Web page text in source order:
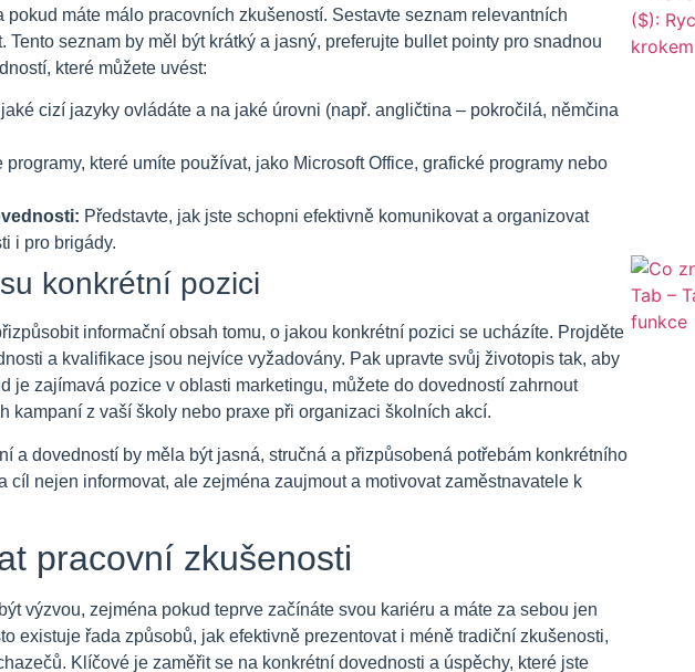
máte málo pracovních zkušeností. Sestavte seznam relevantních
seznam by měl být krátký a jasný, preferujte bullet pointy pro snadnou
které můžete uvést:
cizí jazyky ovládáte a na jaké úrovni (např. angličtina – pokročilá, němčina
programy, které umíte používat, jako Microsoft Office, grafické programy nebo
Představte, jak jste schopni efektivně komunikovat a organizovat
i pro brigády.
konkrétní pozici
informační obsah tomu, o jakou konkrétní pozici se ucházíte. Projděte
a kvalifikace jsou nejvíce vyžadovány. Pak upravte svůj životopis tak, aby
je zajímavá pozice v oblasti marketingu, můžete do dovedností zahrnout
kampaní z vaší školy nebo praxe při organizaci školních akcí.
a dovedností by měla být jasná, stručná a přizpůsobená potřebám konkrétního
cíl nejen informovat, ale zejména zaujmout a motivovat zaměstnavatele k
pracovní zkušenosti
výzvou, zejména pokud teprve začínáte svou kariéru a máte za sebou jen
existuje řada způsobů, jak efektivně prezentovat i méně tradiční zkušenosti,
Klíčové je zaměřit se na konkrétní dovednosti a úspěchy, které jste